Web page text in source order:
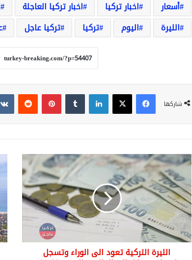
أسعار
اخبار تركيا اخبار تركيا العاجلة
الليرة
اليوم تركيا تركيا عاجل
شاركها
فيسبوك‫X لينكدإن بينتيريست
الليرة
التركية
تعود
الى
الوراء
وتسجل
انخفاض
مقابل
الدولار
الليرة التركية تعود الى الوراء وتسجل